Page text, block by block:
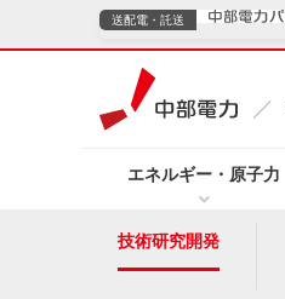
エネルギー・原子力
送配電・託送
技術研究開発